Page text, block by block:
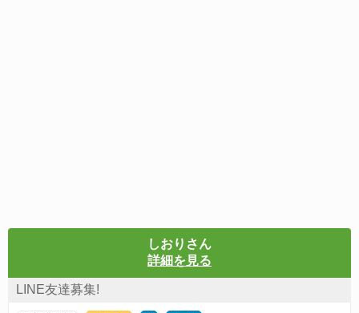
しおりさん
詳細を見る
LINE友達募集!